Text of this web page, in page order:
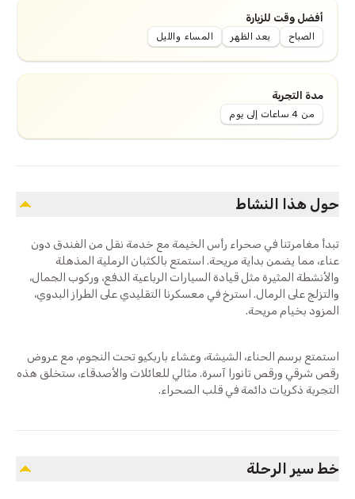
أفضل وقت للزيارة
الصباح بعد الظهر المساء والليل
مدة التجربة
من 4 ساعات إلى يوم
حول هذا النشاط
تبدأ مغامرتنا في صحراء رأس الخيمة مع خدمة نقل من الفندق دون
عناء، مما يضمن بداية مريحة. استمتع بالكثبان الرملية المذهلة
والأنشطة المثيرة مثل قيادة السيارات الرباعية الدفع، وركوب الجمال،
والتزلج على الرمال. استرخ في معسكرنا التقليدي على الطراز البدوي،
المزود بخيام مريحة.
استمتع برسم الحناء، الشيشة، وعشاء باربكيو تحت النجوم، مع عروض
رقص شرقي ورقص تانورا آسرة. مثالي للعائلات والأصدقاء، ستخلق هذه
التجربة ذكريات دائمة في قلب الصحراء.
خط سير الرحلة